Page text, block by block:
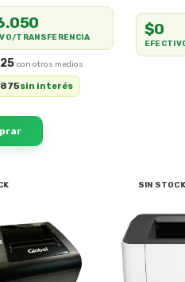
sin interés
TRANSFERENCIA $0
SIN STOCK